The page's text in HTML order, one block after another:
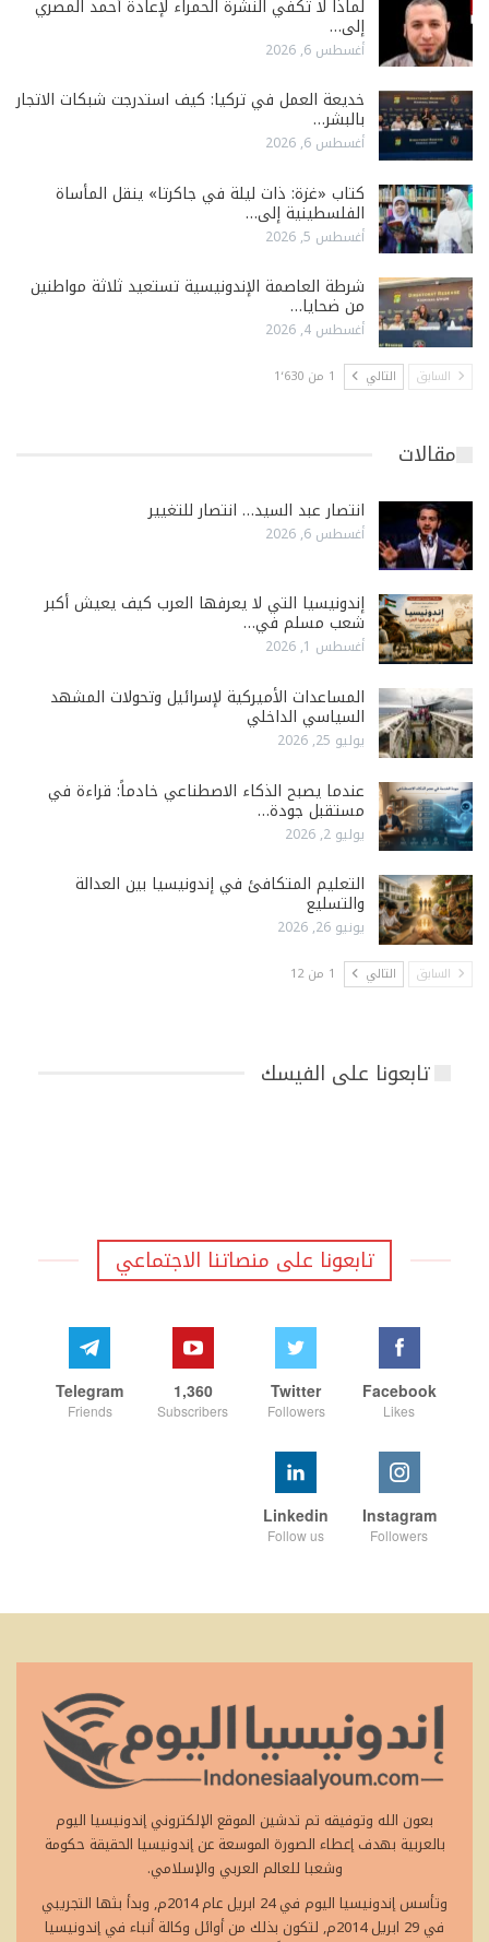
لماذا لا تكفي النشرة الحمراء لإعادة أحمد المصري
إلى…
أغسطس 6, 2026
خديعة العمل في تركيا: كيف استدرجت شبكات الاتجار
بالبشر…
أغسطس 6, 2026
كتاب «غزة: ذات ليلة في جاكرتا» ينقل المأساة
الفلسطينية إلى…
أغسطس 5, 2026
شرطة العاصمة الإندونيسية تستعيد ثلاثة مواطنين
من ضحايا…
أغسطس 4, 2026
السابق التالي 1 من 1٬630
مقالات
انتصار عبد السيد… انتصار للتغيير
أغسطس 6, 2026
إندونيسيا التي لا يعرفها العرب كيف يعيش أكبر
شعب مسلم في…
أغسطس 1, 2026
المساعدات الأميركية لإسرائيل وتحولات المشهد
السياسي الداخلي
يوليو 25, 2026
عندما يصبح الذكاء الاصطناعي خادماً: قراءة في
مستقبل جودة…
يوليو 2, 2026
التعليم المتكافئ في إندونيسيا بين العدالة
والتسليع
يونيو 26, 2026
السابق التالي 1 من 12
تابعونا على الفيسك
تابعونا على منصاتنا الاجتماعي
Facebook
Likes
Twitter
Followers
1,360
Subscribers
Telegram
Friends
Instagram
Followers
Linkedin
Follow us
بعون الله وتوفيقه تم تدشين الموقع الإلكتروني إندونيسيا اليوم
بالعربية بهدف إعطاء الصورة الموسعة عن إندونيسيا الحقيقة حكومة
وشعبا للعالم العربي والإسلامي.
وتأسس إندونيسيا اليوم في 24 ابريل عام 2014م, وبدأ بثها التجريبي
في 29 ابريل 2014م, لتكون بذلك من أوائل وكالة أنباء في إندونيسيا